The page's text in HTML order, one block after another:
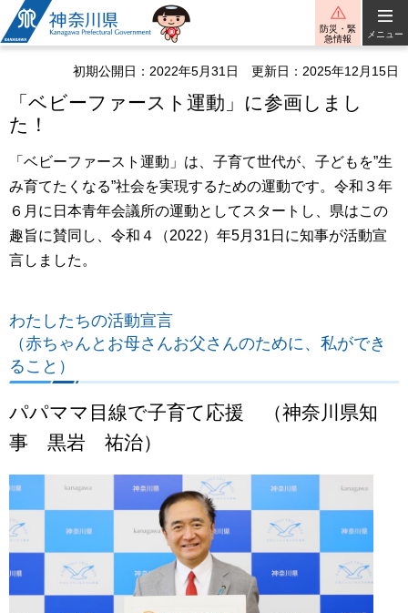
神奈川県
防災・緊
急情報
メニュー
初期公開日：2022年5月31日 更新日：2025年12月15日
「ベビーファースト運動」に参画しまし
た！
「ベビーファースト運動」は、子育て世代が、子どもを”生
み育てたくなる”社会を実現するための運動です。令和３年
６月に日本青年会議所の運動としてスタートし、県はこの
趣旨に賛同し、令和４（2022）年5月31日に知事が活動宣
言しました。
わたしたちの活動宣言
（赤ちゃんとお母さんお父さんのために、私ができ
ること）
パパママ目線で子育て応援 （神奈川県知
事 黒岩 祐治）